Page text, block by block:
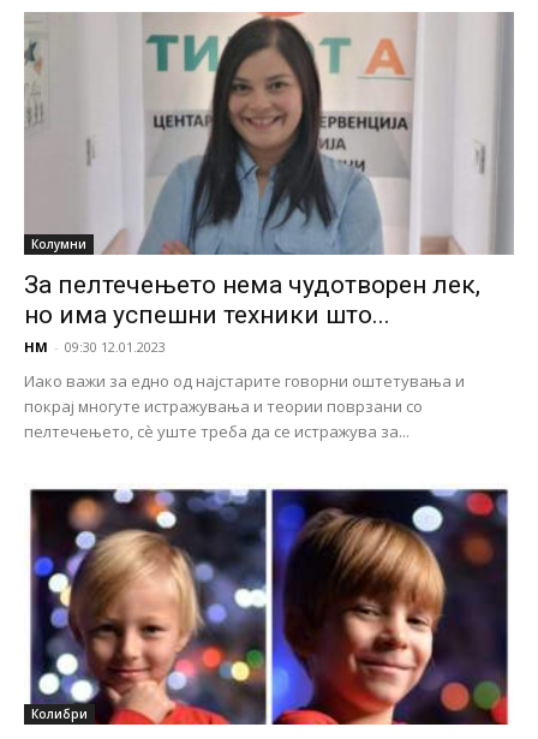
Колумни
За пелтечењето нема чудотворен лек,
но има успешни техники што...
НМ - 09:30 12.01.2023
Иако важи за едно од најстарите говорни оштетувања и
покрај многуте истражувања и теории поврзани со
пелтечењето, сѐ уште треба да се истражува за...
Колибри